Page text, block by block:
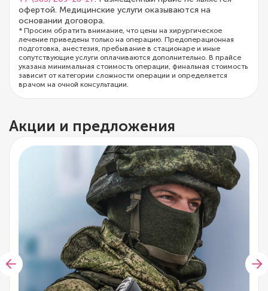
офертой. Медицинские услуги оказываются на
основании договора.
* Просим обратить внимание, что цены на хирургическое
лечение приведены только на операцию. Предоперационная
подготовка, анестезия, пребывание в стационаре и иные
сопутствующие услуги оплачиваются дополнительно. В прайсе
указана минимальная стоимость операции, финальная стоимость
зависит от категории сложности операции и определяется
врачом на очной консультации.
Акции и предложения